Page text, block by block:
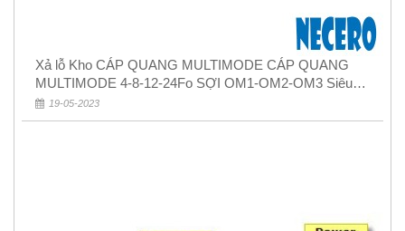
Xả lỗ Kho CÁP QUANG MULTIMODE CÁP QUANG
MULTIMODE 4-8-12-24Fo SỢI OM1-OM2-OM3 Siêu
Rẻ 5k
19-05-2023